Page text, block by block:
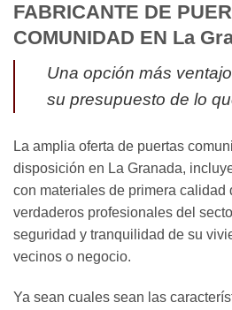
FABRICANTE DE
COMUNIDAD EN La
Una opción más
su presupuesto de lo
La amplia oferta de puertas
disposición en La Granada,
con materiales de primera calidad
verdaderos profesionales del
seguridad y tranquilidad de su
vecinos o negocio.
Ya sean cuales sean las